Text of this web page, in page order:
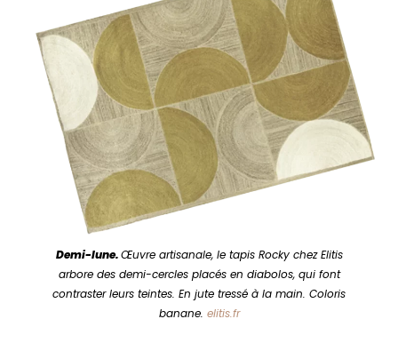
Demi-lune.Œuvre artisanale, le tapis Rocky chez Elitis
arbore des demi-cercles placés en diabolos, qui font
contraster leurs teintes. En jute tressé à la main. Coloris
banane. elitis.fr